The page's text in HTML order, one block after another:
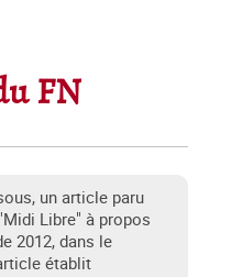
FN
un article paru
Libre" à propos
2012, dans le
établit